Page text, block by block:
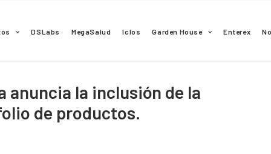
DSLabs MegaSalud Iclos Garden House Enterex
anuncia la inclusión de la
de productos.